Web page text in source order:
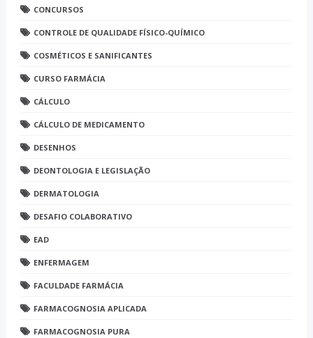
CONCURSOS
CONTROLE DE QUALIDADE FÍSICO-QUÍMICO
COSMÉTICOS E SANIFICANTES
CURSO FARMÁCIA
CÁLCULO
CÁLCULO DE MEDICAMENTO
DESENHOS
DEONTOLOGIA E LEGISLAÇÃO
DERMATOLOGIA
DESAFIO COLABORATIVO
EAD
ENFERMAGEM
FACULDADE FARMÁCIA
FARMACOGNOSIA APLICADA
FARMACOGNOSIA PURA